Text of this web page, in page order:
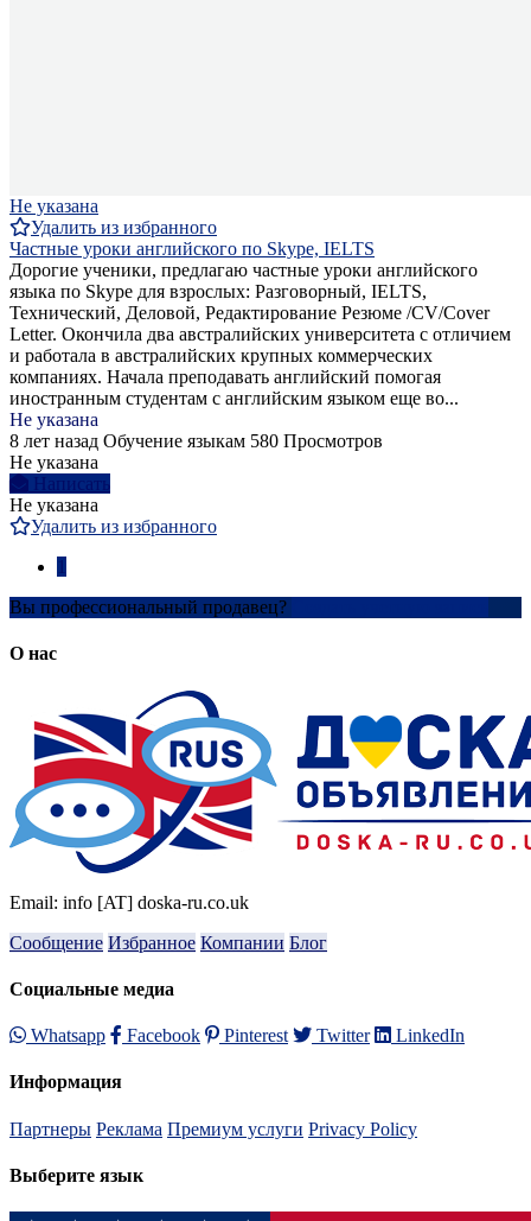
Не указана
Удалить из избранного
Частные уроки английского по Skype, IELTS
Дорогие ученики, предлагаю частные уроки английского
языка по Skype для взрослых: Разговорный, IELTS,
Технический, Деловой, Редактирование Резюме /CV/Cover
Letter. Окончила два австралийских университета с отличием
и работала в австралийских крупных коммерческих
компаниях. Начала преподавать английский помогая
иностранным студентам с английским языком еще во...
Не указана
8 лет назад Обучение языкам 580 Просмотров
Не указана
Написать
Не указана
Удалить из избранного
Вы профессиональный продавец?
О нас
Email: info [AT] doska-ru.co.uk
Сообщение Избранное Компании Блог
Социальные медиа
Whatsapp Facebook Pinterest Twitter LinkedIn
Информация
Партнеры Реклама Премиум услуги Privacy Policy
Выберите язык